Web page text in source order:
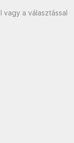
a választással